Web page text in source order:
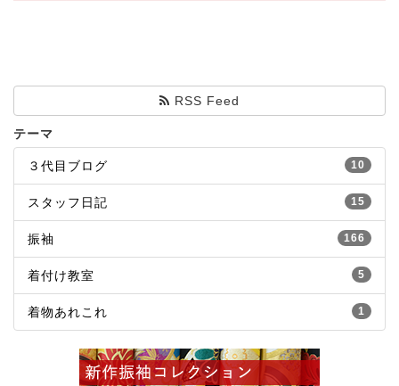
RSS Feed
テーマ
10
３代目ブログ
15
スタッフ日記
166
振袖
5
着付け教室
1
着物あれこれ